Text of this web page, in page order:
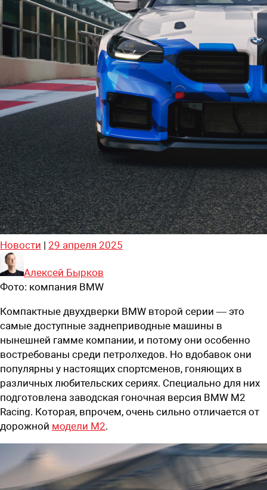
Новости | 29 апреля 2025
Алексей Бырков
Фото: компания BMW
Компактные двухдверки BMW второй серии — это
самые доступные заднеприводные машины в
нынешней гамме компании, и потому они особенно
востребованы среди петролхедов. Но вдобавок они
популярны у настоящих спортсменов, гоняющих в
различных любительских сериях. Специально для них
подготовлена заводская гоночная версия BMW M2
Racing. Которая, впрочем, очень сильно отличается от
дорожной модели M2.